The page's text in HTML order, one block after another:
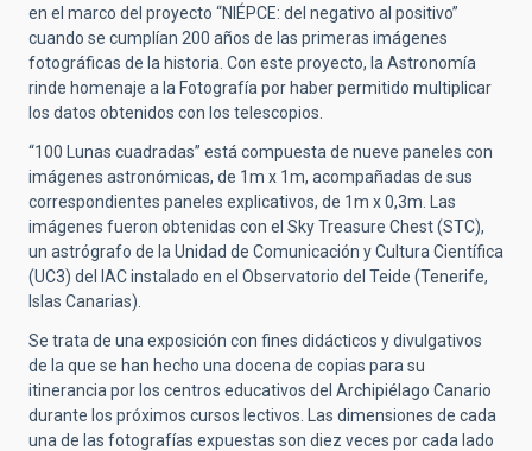
en el marco del proyecto “NIÉPCE: del negativo al positivo”
cuando se cumplían 200 años de las primeras imágenes
fotográficas de la historia. Con este proyecto, la Astronomía
rinde homenaje a la Fotografía por haber permitido multiplicar
los datos obtenidos con los telescopios.
“100 Lunas cuadradas” está compuesta de nueve paneles con
imágenes astronómicas, de 1m x 1m, acompañadas de sus
correspondientes paneles explicativos, de 1m x 0,3m. Las
imágenes fueron obtenidas con el Sky Treasure Chest (STC),
un astrógrafo de la Unidad de Comunicación y Cultura Científica
(UC3) del IAC instalado en el Observatorio del Teide (Tenerife,
Islas Canarias).
Se trata de una exposición con fines didácticos y divulgativos
de la que se han hecho una docena de copias para su
itinerancia por los centros educativos del Archipiélago Canario
durante los próximos cursos lectivos. Las dimensiones de cada
una de las fotografías expuestas son diez veces por cada lado